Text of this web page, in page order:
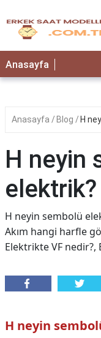
Anasayfa
Anasayfa Blog H
H neyin
elektrik?
H neyin sembolü
Akım hangi harfle
Elektrikte VF nedir?,
H neyin